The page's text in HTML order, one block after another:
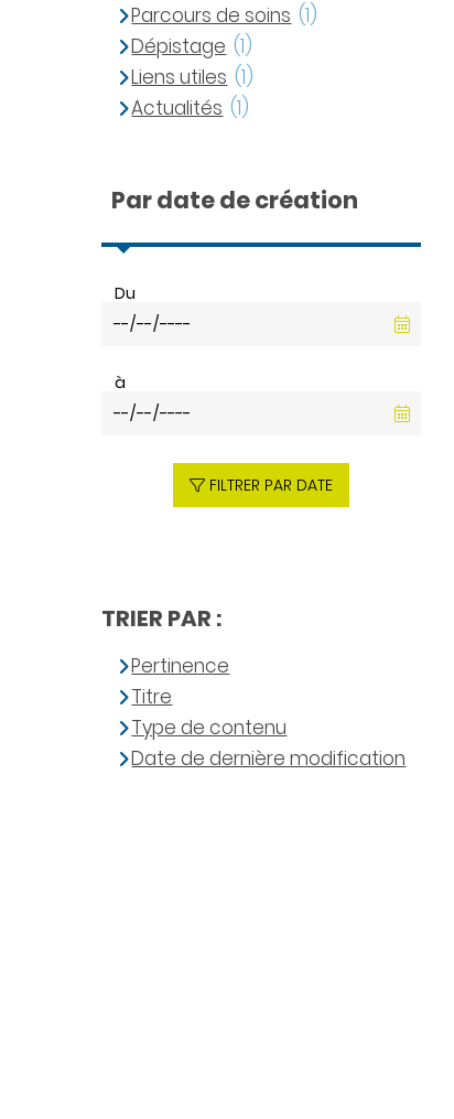
Parcours de soins (1)
Dépistage (1)
Liens utiles (1)
Actualités (1)
Par date de création
Du
à
FILTRER PAR DATE
TRIER PAR :
Pertinence
Titre
Type de contenu
Date de dernière modification